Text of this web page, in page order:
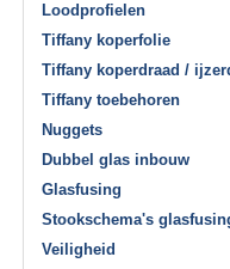
Loodprofielen
Tiffany koperfolie
Tiffany koperdraad /
Tiffany toebehoren
Nuggets
Dubbel glas inbouw
Glasfusing
Stookschema's
Veiligheid